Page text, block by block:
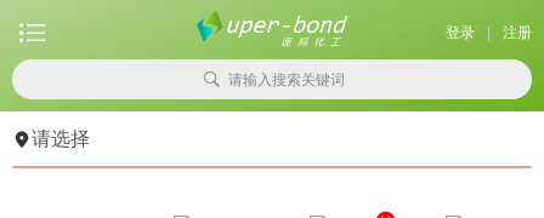
登录 注册

 请输入搜索关键词
请选择